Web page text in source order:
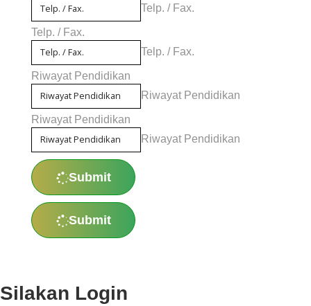
Telp. / Fax.
Telp. / Fax.
Telp. / Fax.
Riwayat Pendidikan
Riwayat Pendidikan
Riwayat Pendidikan
Riwayat Pendidikan
Submit
Submit
Silakan Login